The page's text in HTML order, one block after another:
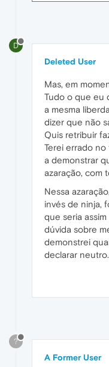
D
Deleted User
Mas, em
Tudo o que eu
a mesma
dizer que não
Quis retribuir
Terei errado no
a demonstrar
azaração, com
Nessa
invés de ninja,
que seria
dúvida sobre
demonstrei
declarar neutro.
?
A Former User